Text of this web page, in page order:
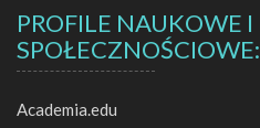
PROFILE NAUKOWE I
SPOŁECZNOŚCIOWE:
Academia.edu